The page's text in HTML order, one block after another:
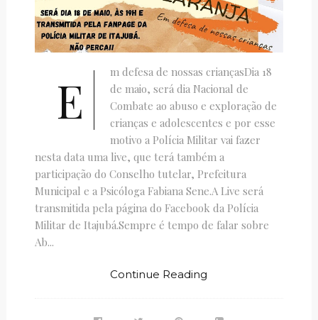
E
m defesa de nossas criançasDia 18
de maio, será dia Nacional de
Combate ao abuso e exploração de
crianças e adolescentes e por esse
motivo a Polícia Militar vai fazer
nesta data uma live, que terá também a
participação do Conselho tutelar, Prefeitura
Municipal e a Psicóloga Fabiana Sene.A Live será
transmitida pela página do Facebook da Polícia
Militar de Itajubá.Sempre é tempo de falar sobre
Ab...
Continue Reading